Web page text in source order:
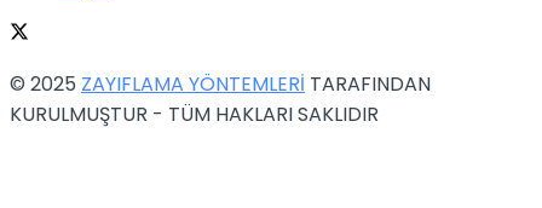
© 2025 ZAYIFLAMA YÖNTEMLERİ TARAFINDAN
KURULMUŞTUR - TÜM HAKLARI SAKLIDIR